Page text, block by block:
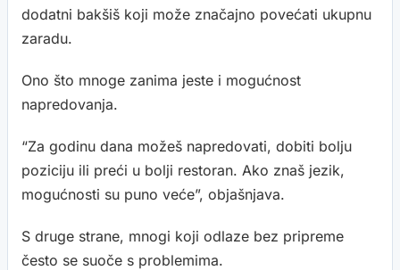
dodatni bakšiš koji može značajno povećati ukupnu
zaradu.
Ono što mnoge zanima jeste i mogućnost
napredovanja.
“Za godinu dana možeš napredovati, dobiti bolju
poziciju ili preći u bolji restoran. Ako znaš jezik,
mogućnosti su puno veće”, objašnjava.
S druge strane, mnogi koji odlaze bez pripreme
često se suoče s problemima.